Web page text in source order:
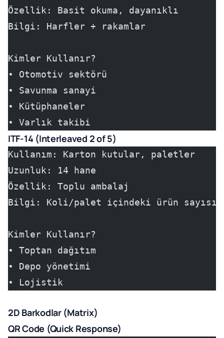
Özellik: Basit okuma, dayanıklı
Bilgi: Harfler + rakamlar
Kimler Kullanır?
• Otomotiv sektörü
• Savunma sanayi
• Kütüphaneler
• Varlık takibi
ITF-14 (Interleaved 2 of 5)
Kullanım: Karton kutular, paletler
Uzunluk: 14 hane
Özellik: Toplu ambalaj
Bilgi: Koli/palet içindeki ürün sayısı
Kimler Kullanır?
• Toptan dağıtım
• Depo yönetimi
• Lojistik
2D Barkodlar (Matrix)
QR Code (Quick Response)